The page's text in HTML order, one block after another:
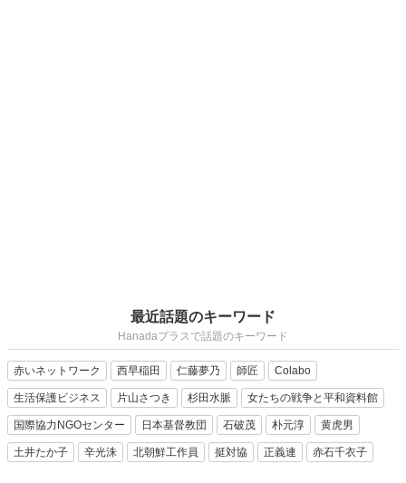
最近話題のキーワード
Hanadaプラスで話題のキーワード
赤いネットワーク 西早稲田 仁藤夢乃 師匠 Colabo
生活保護ビジネス 片山さつき 杉田水脈 女たちの戦争と平和資料館
国際協力NGOセンター 日本基督教団 石破茂 朴元淳 黄虎男
土井たか子 辛光洙 北朝鮮工作員 挺対協 正義連 赤石千衣子